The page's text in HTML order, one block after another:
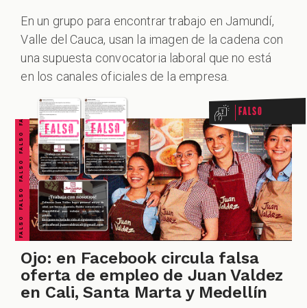
En un grupo para encontrar trabajo en Jamundí,
Valle del Cauca, usan la imagen de la cadena con
una supuesta convocatoria laboral que no está
en los canales oficiales de la empresa.
FALSO FALSO FALSO FALSO FALSO FALSO FALSO Falso
Ojo: en Facebook circula falsa
oferta de empleo de Juan Valdez
en Cali, Santa Marta y Medellín